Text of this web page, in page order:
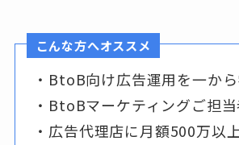
こんな方へオススメ
・BtoB向け広告運用を一か
・BtoBマーケティングご担
・広告代理店に月額500万以